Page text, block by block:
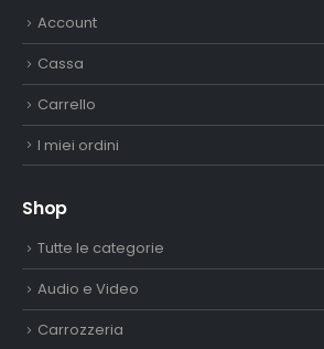
Account
Cassa
Carrello
I miei ordini
Shop
Tutte le categorie
Audio e Video
Carrozzeria